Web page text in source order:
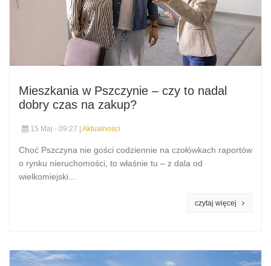
Mieszkania w Pszczynie – czy to nadal
dobry czas na zakup?
15 Maj - 09:27 | Aktualności
Choć Pszczyna nie gości codziennie na czołówkach raportów
o rynku nieruchomości, to właśnie tu – z dala od
wielkomiejski...